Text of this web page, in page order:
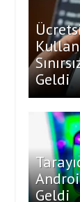
Geldi
Geldi